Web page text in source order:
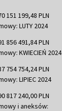
151 199,48 PLN
LUTY 2024
856 491,84 PLN
KWIECIEŃ 2024
754 754,24 PLN
LIPIEC 2024
817 240,00 PLN
i aneksów: